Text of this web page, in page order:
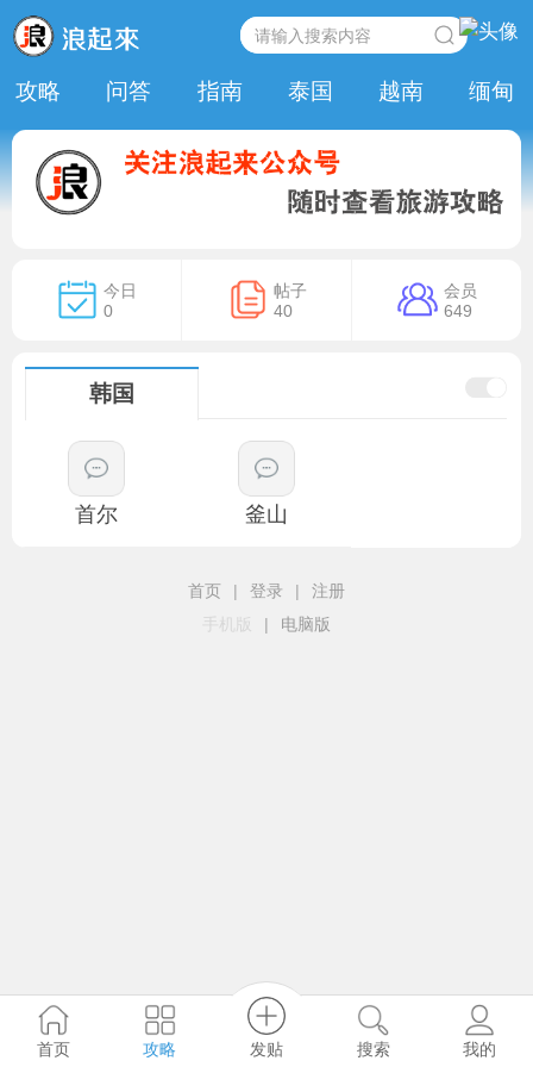
攻略 问答 指南 泰国 越南 缅甸
今日
0
帖子
40
会员
649
韩国
首尔 釜山
首页 | 登录 |
注册
手机版
| 电脑版
首页 攻略 发贴 搜索 我的